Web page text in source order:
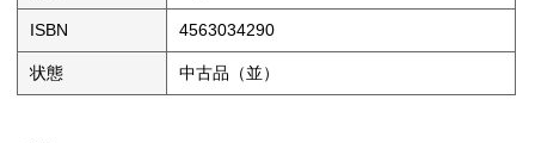
ISBN 4563034290
状態 中古品（並）